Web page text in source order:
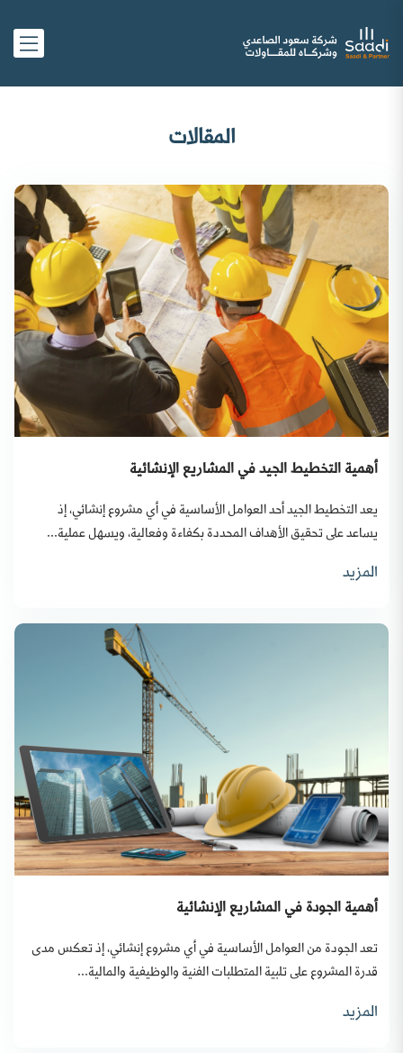
المقالات
أهمية التخطيط الجيد في المشاريع الإنشائية
يعد التخطيط الجيد أحد العوامل الأساسية في أي مشروع إنشائي، إذ
يساعد على تحقيق الأهداف المحددة بكفاءة وفعالية، ويسهل عملية...
المزيد
أهمية الجودة في المشاريع الإنشائية
تعد الجودة من العوامل الأساسية في أي مشروع إنشائي، إذ تعكس مدى
قدرة المشروع على تلبية المتطلبات الفنية والوظيفية والمالية...
المزيد